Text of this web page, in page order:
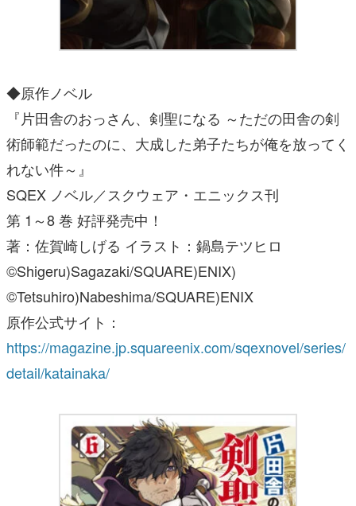
◆原作ノベル
『片田舎のおっさん、剣聖になる ～ただの田舎の剣
術師範だったのに、大成した弟子たちが俺を放ってく
れない件～』
SQEX ノベル／スクウェア・エニックス刊
第 1～8 巻 好評発売中！
著：佐賀崎しげる イラスト：鍋島テツヒロ
©Shigeru)Sagazaki/SQUARE)ENIX)
©Tetsuhiro)Nabeshima/SQUARE)ENIX
原作公式サイト：
https://magazine.jp.squareenix.com/sqexnovel/series/
detail/katainaka/